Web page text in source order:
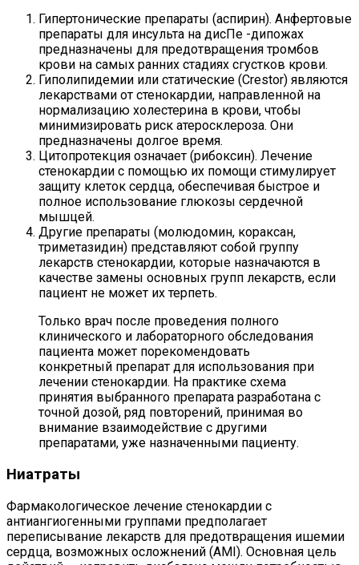
Гипертонические препараты (аспирин). Анфертовые
препараты для инсульта на дисПе -дипожах
предназначены для предотвращения тромбов
крови на самых ранних стадиях сгустков крови.
Гиполипидемии или статические (Crestor) являются
лекарствами от стенокардии, направленной на
нормализацию холестерина в крови, чтобы
минимизировать риск атеросклероза. Они
предназначены долгое время.
Цитопротекция означает (рибоксин). Лечение
стенокардии с помощью их помощи стимулирует
защиту клеток сердца, обеспечивая быстрое и
полное использование глюкозы сердечной
мышцей.
Другие препараты (молюдомин, кораксан,
триметазидин) представляют собой группу
лекарств стенокардии, которые назначаются в
качестве замены основных групп лекарств, если
пациент не может их терпеть.
Только врач после проведения полного
клинического и лабораторного обследования
пациента может порекомендовать
конкретный препарат для использования при
лечении стенокардии. На практике схема
принятия выбранного препарата разработана с
точной дозой, ряд повторений, принимая во
внимание взаимодействие с другими
препаратами, уже назначенными пациенту.
Ниатраты
Фармакологическое лечение стенокардии с
антиангиогенными группами предполагает
переписывание лекарств для предотвращения ишемии
сердца, возможных осложнений (AMI). Основная цель